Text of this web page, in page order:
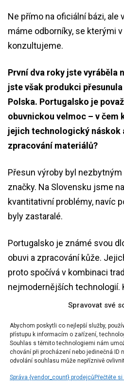
Spravovat své
Abychom poskytli co nejlepší služby,
přístupu k informacím o zařízení,
Souhlas s těmito technologiemi nám
chování při procházení nebo jedinečná ID
odvolání souhlasu může nepříznivě
Správa {vendor_count} prodejcůPřečtěte
Ne přímo na oficiální bázi, ale
máme odborníky, se kterými
konzultujeme.
První dva roky jste vyráběla
jste však produkci
Polska. Portugalsko je
obuvnickou velmoc – v čem
jejich technologický náskok
zpracování materiálů?
Přesun výroby byl
značky. Na Slovensku jsme
kvantitativní problémy, navíc
byly zastaralé.
Portugalsko je známé svou
obuvi a zpracování kůže.
proto spočívá v kombinaci
nejmodernějších technologií.
na přesné laserové
Co byste poradila člověku,
svůj úplně první pár barefoot
zaměřit, aby přechod z